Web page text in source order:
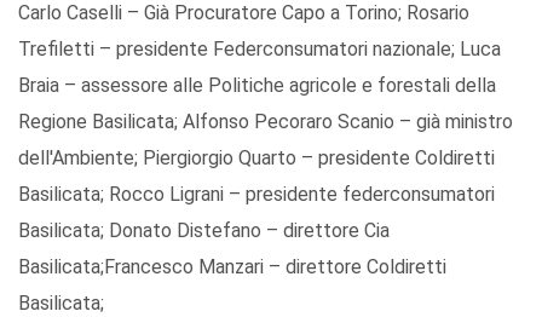
Carlo Caselli – Già Procuratore Capo a Torino; Rosario
Trefiletti – presidente Federconsumatori nazionale; Luca
Braia – assessore alle Politiche agricole e forestali della
Regione Basilicata; Alfonso Pecoraro Scanio – già ministro
dell'Ambiente; Piergiorgio Quarto – presidente Coldiretti
Basilicata; Rocco Ligrani – presidente federconsumatori
Basilicata; Donato Distefano – direttore Cia
Basilicata;Francesco Manzari – direttore Coldiretti
Basilicata;